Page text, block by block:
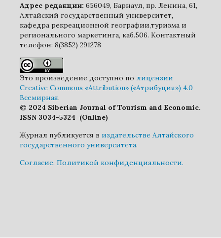
Адрес редакции: 656049, Барнаул, пр. Ленина, 61,
Алтайский государственный университет,
кафедра рекреационной географии,туризма и
регионального маркетинга, каб.506. Контактный
телефон: 8(3852) 291278
Это произведение доступно по лицензии
Creative Commons «Attribution» («Атрибуция») 4.0
Всемирная.
© 2024 Siberian Journal of Tourism and Economic.
ISSN 3034-5324 (Online)
Журнал публикуется в издательстве Алтайского
государственного университета.
Cогласие. Политикой конфиденциальности.